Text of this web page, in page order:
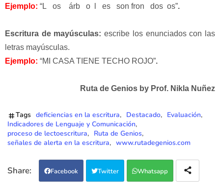
Ejemplo: “L os árb o l es son fron dos os”.
Escritura de mayúsculas:escribe los enunciados con las
letras mayúsculas.
Ejemplo: “MI CASA TIENE TECHO ROJO”.
Ruta de Genios by Prof. Nikla Nuñez
Tags deficiencias en la escritura Destacado
Evaluación
Indicadores de Lenguaje y Comunicación
proceso de lectoescritura
Ruta de Genios
señales de alerta en la escritura
www.rutadegenios.com
Facebook Twitter Whatsapp